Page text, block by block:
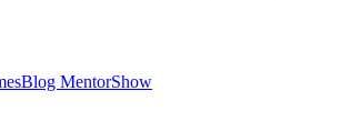
Blog MentorShow